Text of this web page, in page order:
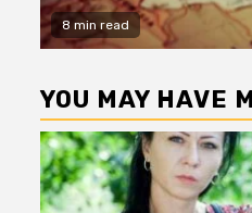
8 min read
YOU MAY HAVE